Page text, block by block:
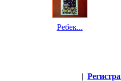
Ребек...
|